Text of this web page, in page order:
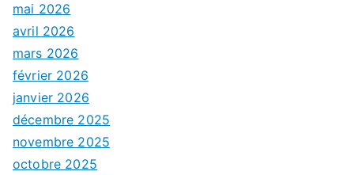
mai 2026
avril 2026
mars 2026
février 2026
janvier 2026
décembre 2025
novembre 2025
octobre 2025